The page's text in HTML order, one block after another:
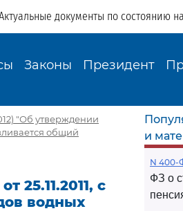
документы по состоянию
Законы Президент
"Об утверждении
общий
25.11.2011, с
водных
и
N 400-
ФЗ о